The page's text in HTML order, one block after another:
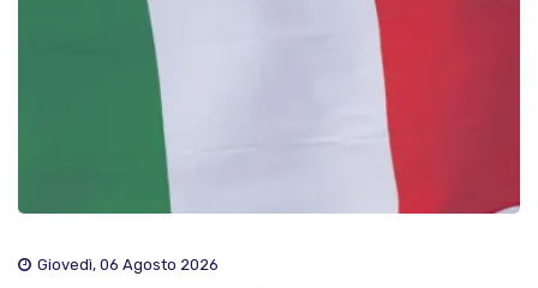
Giovedì, 06 Agosto 2026